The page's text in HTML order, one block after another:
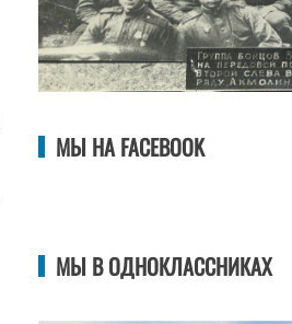
МЫ НА FACEBOOK
МЫ В ОДНОКЛАССНИКАХ